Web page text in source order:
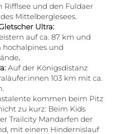
Rifflsee und den Fuldaer
Mittelberglesees.
Ultra:
auf ca. 87 km und
hochalpines und
.
Auf der Königsdistanz
103 km mit ca.
kommen beim Pitz
zu kurz: Beim Kids
Trailcity Mandarfen der
mit einem Hindernislauf